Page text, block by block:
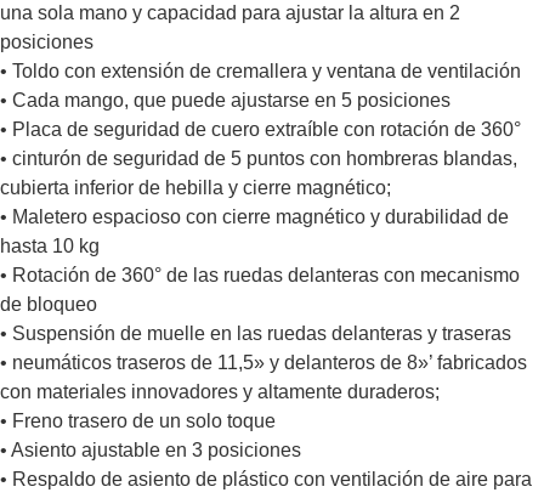
una sola mano y capacidad para ajustar la altura en 2
posiciones
• Toldo con extensión de cremallera y ventana de ventilación
• Cada mango, que puede ajustarse en 5 posiciones
• Placa de seguridad de cuero extraíble con rotación de 360°
• cinturón de seguridad de 5 puntos con hombreras blandas,
cubierta inferior de hebilla y cierre magnético;
• Maletero espacioso con cierre magnético y durabilidad de
hasta 10 kg
• Rotación de 360° de las ruedas delanteras con mecanismo
de bloqueo
• Suspensión de muelle en las ruedas delanteras y traseras
• neumáticos traseros de 11,5» y delanteros de 8»’ fabricados
con materiales innovadores y altamente duraderos;
• Freno trasero de un solo toque
• Asiento ajustable en 3 posiciones
• Respaldo de asiento de plástico con ventilación de aire para